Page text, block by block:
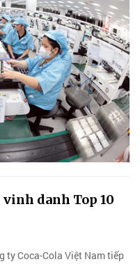
danh Top 10
ty Coca-Cola Việt Nam tiếp